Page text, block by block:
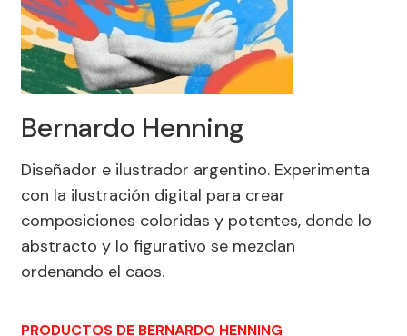
Bernardo Henning
Diseñador e ilustrador argentino. Experimenta
con la ilustración digital para crear
composiciones coloridas y potentes, donde lo
abstracto y lo figurativo se mezclan
ordenando el caos.
PRODUCTOS DE BERNARDO HENNING